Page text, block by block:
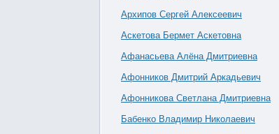
Архипов Сергей Алексеевич
Аскетова Бермет Аскетовна
Афанасьева Алёна Дмитриевна
Афонников Дмитрий Аркадьевич
Афонникова Светлана Дмитриевна
Бабенко Владимир Николаевич